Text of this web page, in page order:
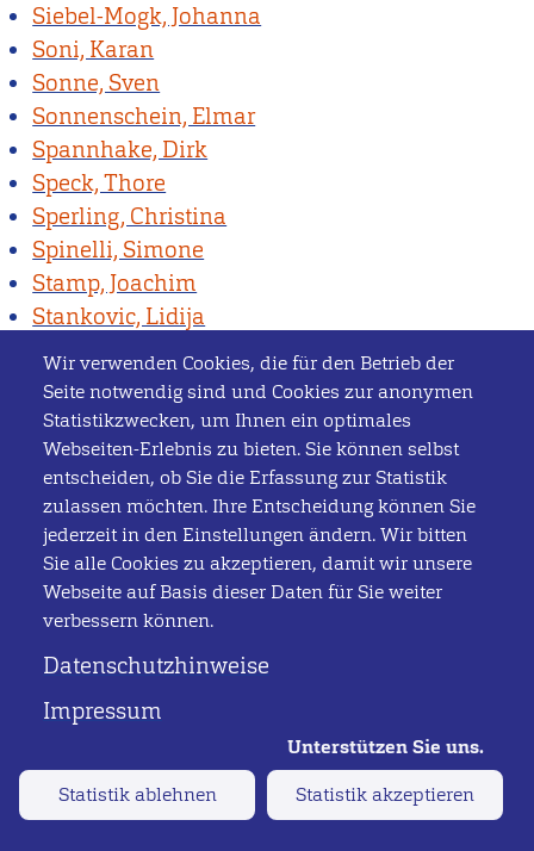
Siebel-Mogk, Johanna
Soni, Karan
Sonne, Sven
Sonnenschein, Elmar
Spannhake, Dirk
Speck, Thore
Sperling, Christina
Spinelli, Simone
Stamp, Joachim
Stankovic, Lidija
Starke, Rebecca
Stauch, Matthias
Steck, Mathias
Steensen, Peter
Steffen, Torsten
Stein, Achim
Steinau, Frank
Stert, Michael
Stichel, Brit
Storm, Ute
Streibel, Alexander
Stresau, Manuela
Strunk, Jan
Struwe, Lars
Wir verwenden Cookies, die für den Betrieb der
Seite notwendig sind und Cookies zur anonymen
Statistikzwecken, um Ihnen ein optimales
Webseiten-Erlebnis zu bieten. Sie können selbst
entscheiden, ob Sie die Erfassung zur Statistik
zulassen möchten. Ihre Entscheidung können Sie
jederzeit in den Einstellungen ändern. Wir bitten
Sie alle Cookies zu akzeptieren, damit wir unsere
Webseite auf Basis dieser Daten für Sie weiter
verbessern können.
Datenschutzhinweise
Impressum
Statistik ablehnen Statistik akzeptieren